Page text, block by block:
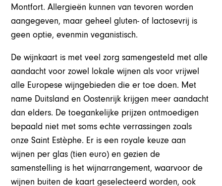
Montfort. Allergieën kunnen van tevoren worden
aangegeven, maar geheel gluten- of lactosevrij is
geen optie, evenmin veganistisch.
De wijnkaart is met veel zorg samengesteld met alle
aandacht voor zowel lokale wijnen als voor vrijwel
alle Europese wijngebieden die er toe doen. Met
name Duitsland en Oostenrijk krijgen meer aandacht
dan elders. De toegankelijke prijzen ontmoedigen
bepaald niet met soms echte verrassingen zoals
onze Saint Estèphe. Er is een royale keuze aan
wijnen per glas (tien euro) en gezien de
samenstelling is het wijnarrangement, waarvoor de
wijnen buiten de kaart geselecteerd worden, ook